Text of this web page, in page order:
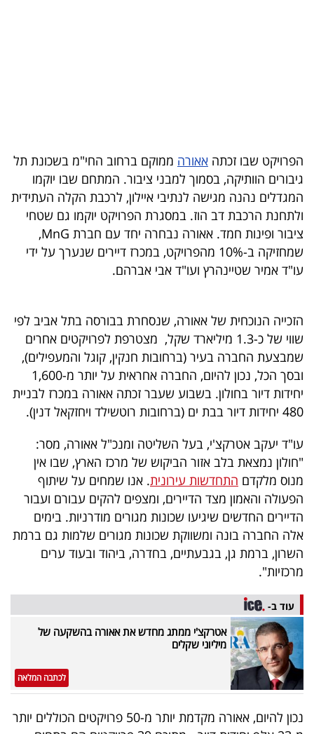
תרבות
ופנאי
תיירות
TOP-
5
הכלכלי
פודקאסט
40
UNDER
40
שיתופי
פעולה
דרושים
ניוזלטרים
מייל
אדום
הפרויקט שבו זכתה אאורה ממוקם ברחוב החי"מ בשכונת תל
גיבורים הוותיקה, בסמוך למבני ציבור. המתחם שבו יוקמו
המגדלים נהנה מגישה לנתיבי איילון, לרכבת הקלה העתידית
ולתחנת הרכבת דב הוז. במסגרת הפרויקט יוקמו גם שטחי
ציבור ופינות חמד. אאורה נבחרה יחד עם חברת MnG,
שמחזיקה ב-10% מהפרויקט, במכרז דיירים שנערך על ידי
עו"ד אמיר שטיינהרץ ועו"ד אבי אברהם.
הזכייה הנוכחית של אאורה, שנסחרת בבורסה בתל אביב לפי
שווי של כ-1.3 מיליארד שקל, מצטרפת לפרויקטים אחרים
שמבצעת החברה בעיר (ברחובות חנקין, קוגל והמעפילים),
ובסך הכל, נכון להיום, החברה אחראית על יותר מ-1,600
יחידות דיור בחולון. בשבוע שעבר זכתה אאורה במכרז לבניית
480 יחידות דיור בבת ים (ברחובות רוטשילד ויחזקאל דנין).
עו"ד יעקב אטרקצ'י, בעל השליטה ומנכ"ל אאורה, מסר:
"חולון נמצאת בלב אזור הביקוש של מרכז הארץ, שבו אין
מנוס מלקדם התחדשות עירונית. אנו שמחים על שיתוף
הפעולה והאמון מצד הדיירים, ומצפים להקים עבורם ועבור
הדיירים החדשים שיגיעו שכונות מגורים מודרניות. בימים
אלה החברה בונה ומשווקת שכונות מגורים שלמות גם ברמת
השרון, ברמת גן, בגבעתיים, בחדרה, ביהוד ובעוד ערים
מרכזיות".
עוד ב-
אטרקצ'י ממתג מחדש את אאורה בהשקעה של
מיליוני שקלים
לכתבה המלאה
נכון להיום, אאורה מקדמת יותר מ-50 פרויקטים הכוללים יותר